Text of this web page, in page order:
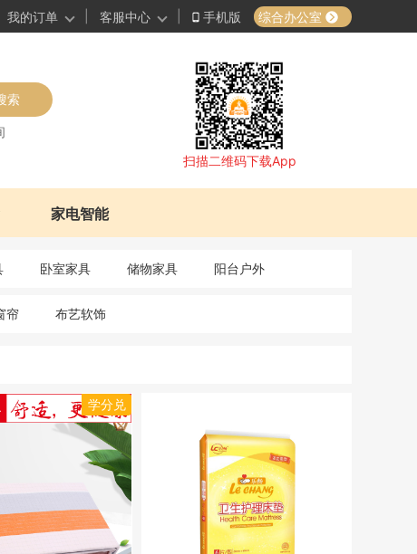
我的订单 客服中心 手机版 综合办公室
索
扫描二维码下载App
家电智能
卧室家具 储物家具 阳台户外
帘 布艺软饰
学分兑